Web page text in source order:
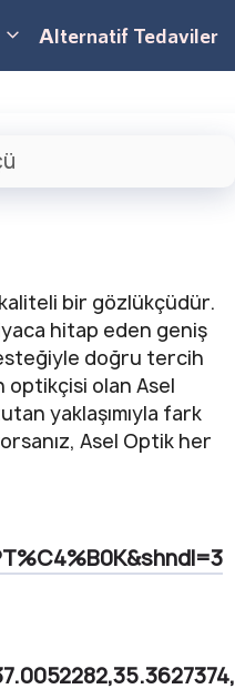
Alternatif Tedaviler
bir gözlükçüdür.
hitap eden geniş
doğru tercih
optikçisi olan Asel
yaklaşımıyla fark
Asel Optik her